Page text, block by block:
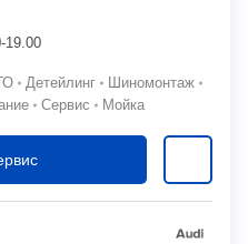
19.00
Детейлинг
Шиномонтаж
Сервис Мойка